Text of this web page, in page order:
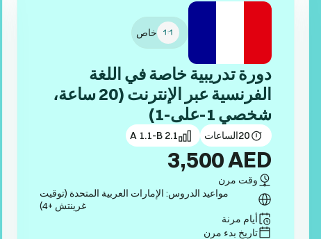
خاص
دورة تدريبية خاصة في اللغة
الفرنسية عبر الإنترنت (20 ساعة،
شخصي 1-على-1)
20الساعات A 1.1-B 2.1
3,500AED
وقت مرن
مواعيد الدروس: الإمارات العربية المتحدة (توقيت
غرينتش +4)
أيام مرنة
تاريخ بدء مرن